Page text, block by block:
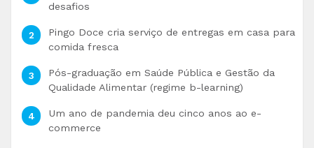
desafios
Pingo Doce cria serviço de entregas em casa para
comida fresca
Pós-graduação em Saúde Pública e Gestão da
Qualidade Alimentar (regime b-learning)
Um ano de pandemia deu cinco anos ao e-
commerce